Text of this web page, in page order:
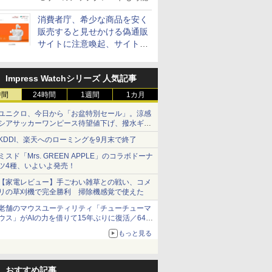
消費者庁、希少な商品を安く
販売すると見せかける偽通販
サイトに注意喚起、サイト名
Impress Watchシリーズ 人気記事
24時間 1週間 1カ月
ニクロ、今日から「お盆特別セール」。涼感
アサッカーワンピース待望値下げ、撥水ギア
ョーツは1990円に
、楽天へのローミングを9月末で終了
スド「Mrs. GREEN APPLE」のコラボドーナ
4種、いよいよ発売！
家電レビュー】手ごわい雑草との戦い、コメ
の草刈機で完全勝利 掃除機感覚で使えた
舗のマウスユーティリティ「チューチューマ
ス」がAIの力を借りて15年ぶりに復活／64bit
、Windows 10/11、「Chrome」も走り回
。復活記念で2026年末まで500円
もっと見る